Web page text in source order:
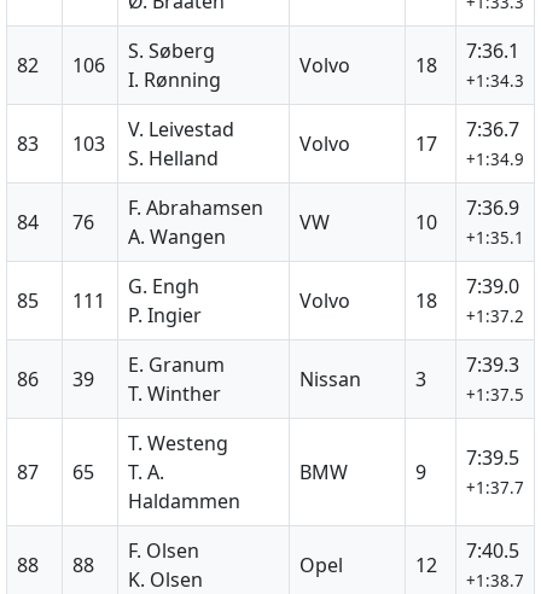
82 106
S. Søberg
I. Rønning
Volvo 18
7:36.1
+1:34.3
83 103
V. Leivestad
S. Helland
Volvo 17
7:36.7
+1:34.9
84 76
F. Abrahamsen
A. Wangen
VW 10
7:36.9
+1:35.1
85 111
G. Engh
P. Ingier
Volvo 18
7:39.0
+1:37.2
86 39
E. Granum
T. Winther
Nissan 3
7:39.3
+1:37.5
87 65
T. Westeng
T. A.
Haldammen
BMW 9
7:39.5
+1:37.7
88 88
F. Olsen
K. Olsen
Opel 12
7:40.5
+1:38.7